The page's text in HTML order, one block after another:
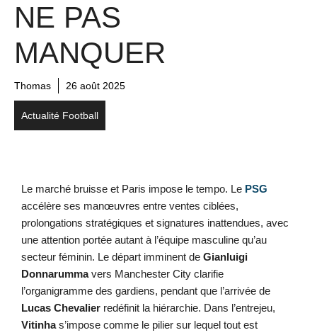
NE PAS
MANQUER
Thomas 26 août 2025
Actualité Football
Le marché bruisse et Paris impose le tempo. Le PSG
accélère ses manœuvres entre ventes ciblées,
prolongations stratégiques et signatures inattendues, avec
une attention portée autant à l’équipe masculine qu’au
secteur féminin. Le départ imminent de Gianluigi
Donnarummavers Manchester City clarifie
l’organigramme des gardiens, pendant que l’arrivée de
Lucas Chevalier redéfinit la hiérarchie. Dans l’entrejeu,
Vitinhas’impose comme le pilier sur lequel tout est